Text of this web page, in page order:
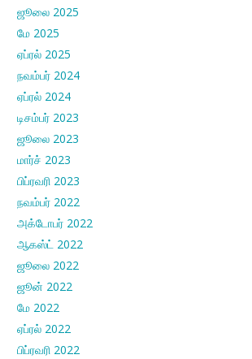
ஜூலை 2025
மே 2025
ஏப்ரல் 2025
நவம்பர் 2024
ஏப்ரல் 2024
டிசம்பர் 2023
ஜூலை 2023
மார்ச் 2023
பிப்ரவரி 2023
நவம்பர் 2022
அக்டோபர் 2022
ஆகஸ்ட் 2022
ஜூலை 2022
ஜூன் 2022
மே 2022
ஏப்ரல் 2022
பிப்ரவரி 2022